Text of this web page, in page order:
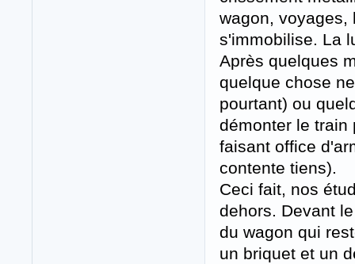
wagon, voyages,
s'immobilise. La
Après quelques
quelque chose
pourtant) ou
démonter le train
faisant office
contente tiens).
Ceci fait, nos
dehors. Devant
du wagon qui
un briquet et un